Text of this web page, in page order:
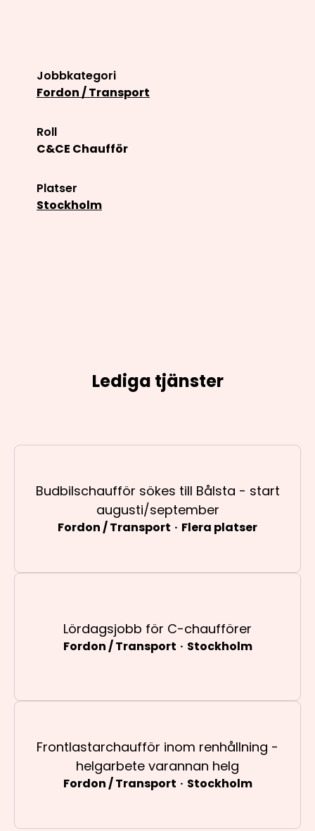
Jobbkategori
Fordon / Transport
Roll
C&CE Chaufför
Platser
Stockholm
Lediga tjänster
Budbilschaufför sökes till Bålsta - start
augusti/september
Fordon / Transport · Flera platser
Lördagsjobb för C-chaufförer
Fordon / Transport · Stockholm
Frontlastarchaufför inom renhållning -
helgarbete varannan helg
Fordon / Transport · Stockholm